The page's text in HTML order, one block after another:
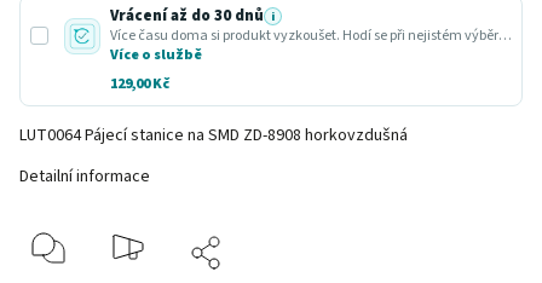
Vrácení až do 30 dnů i
Více času doma si produkt vyzkoušet. Hodí se při nejistém výběru nebo dárku.
Více o službě
129,00 Kč
LUT0064 Pájecí stanice na SMD ZD-8908 horkovzdušná
Detailní informace